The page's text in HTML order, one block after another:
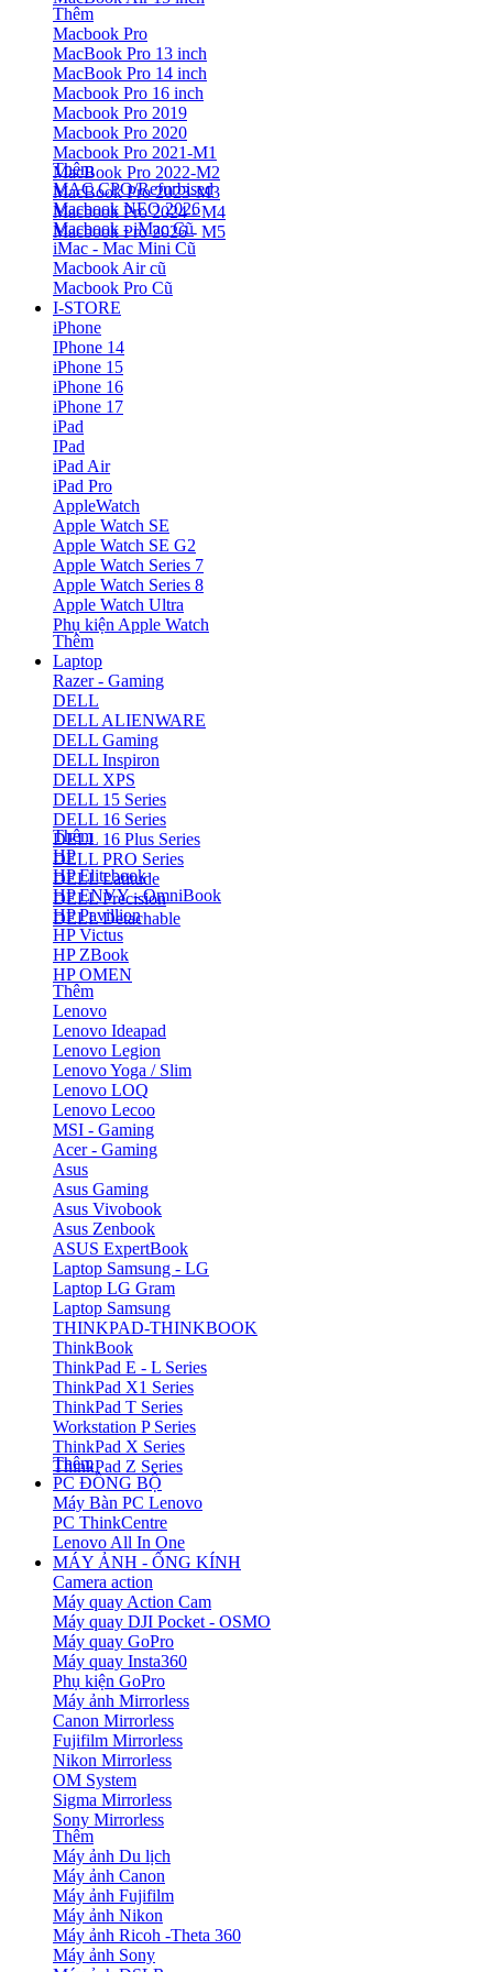
Thêm
Macbook Pro
MacBook Pro 13 inch
MacBook Pro 14 inch
Macbook Pro 16 inch
Macbook Pro 2019
Macbook Pro 2020
Macbook Pro 2021-M1
MacBook Pro 2022-M2
MacBook Pro 2023-M3
Macbook Pro 2024 - M4
Macbook Pro 2026 - M5
Thêm
MAC CPO/Refurbised
Macbook NEO 2026
Macbook - iMac Cũ
iMac - Mac Mini Cũ
Macbook Air cũ
Macbook Pro Cũ
I-STORE
iPhone
IPhone 14
iPhone 15
iPhone 16
iPhone 17
iPad
IPad
iPad Air
iPad Pro
AppleWatch
Apple Watch SE
Apple Watch SE G2
Apple Watch Series 7
Apple Watch Series 8
Apple Watch Ultra
Phụ kiện Apple Watch
Thêm
Laptop
Razer - Gaming
DELL
DELL ALIENWARE
DELL Gaming
DELL Inspiron
DELL XPS
DELL 15 Series
DELL 16 Series
DELL 16 Plus Series
DELL PRO Series
DELL Latitude
DELL Precision
DELL Detachable
Thêm
HP
HP Elitebook
HP ENVY - OmniBook
HP Pavillion
HP Victus
HP ZBook
HP OMEN
Thêm
Lenovo
Lenovo Ideapad
Lenovo Legion
Lenovo Yoga / Slim
Lenovo LOQ
Lenovo Lecoo
MSI - Gaming
Acer - Gaming
Asus
Asus Gaming
Asus Vivobook
Asus Zenbook
ASUS ExpertBook
Laptop Samsung - LG
Laptop LG Gram
Laptop Samsung
THINKPAD-THINKBOOK
ThinkBook
ThinkPad E - L Series
ThinkPad X1 Series
ThinkPad T Series
Workstation P Series
ThinkPad X Series
ThinkPad Z Series
Thêm
PC ĐỒNG BỘ
Máy Bàn PC Lenovo
PC ThinkCentre
Lenovo All In One
MÁY ẢNH - ỐNG KÍNH
Camera action
Máy quay Action Cam
Máy quay DJI Pocket - OSMO
Máy quay GoPro
Máy quay Insta360
Phụ kiện GoPro
Máy ảnh Mirrorless
Canon Mirrorless
Fujifilm Mirrorless
Nikon Mirrorless
OM System
Sigma Mirrorless
Sony Mirrorless
Thêm
Máy ảnh Du lịch
Máy ảnh Canon
Máy ảnh Fujifilm
Máy ảnh Nikon
Máy ảnh Ricoh -Theta 360
Máy ảnh Sony